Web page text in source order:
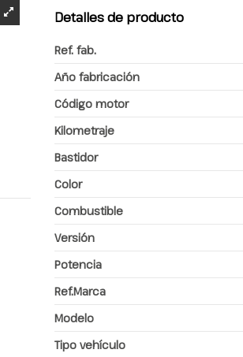
Detalles de producto
Ref. fab.
Año fabricación
Código motor
Kilometraje
Bastidor
Color
Combustible
Versión
Potencia
Ref.Marca
Modelo
Tipo vehículo